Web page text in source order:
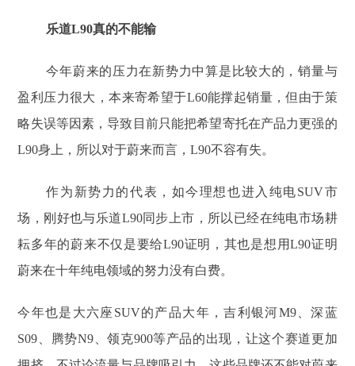
乐道L90真的不能输
今年蔚来的压力在新势力中算是比较大的，销量与
盈利压力很大，本来寄希望于L60能撑起销量，但由于策
略失误等因素，导致目前只能把希望寄托在产品力更强的
L90身上，所以对于蔚来而言，L90不容有失。
作为新势力的代表，如今理想也进入纯电SUV市
场，刚好也与乐道L90同步上市，所以已经在纯电市场耕
耘多年的蔚来不仅是要给L90证明，其也是想用L90证明
蔚来在十年纯电领域的努力没有白费。
今年也是大六座SUV的产品大年，吉利银河M9、深蓝
S09、腾势N9、领克900等产品的出现，让这个赛道更加